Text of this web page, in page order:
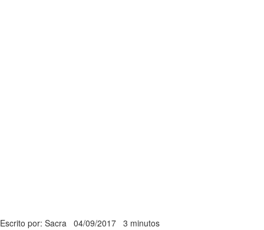
Escrito por: Sacra 04/09/2017 3 minutos